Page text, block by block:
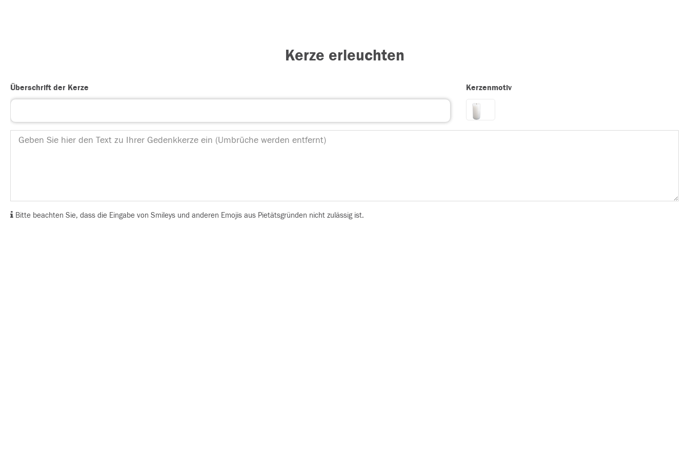
Kerze erleuchten
Überschrift der Kerze Kerzenmotiv
Bitte beachten Sie, dass die Eingabe von Smileys und anderen Emojis aus Pietätsgründen nicht zulässig ist.